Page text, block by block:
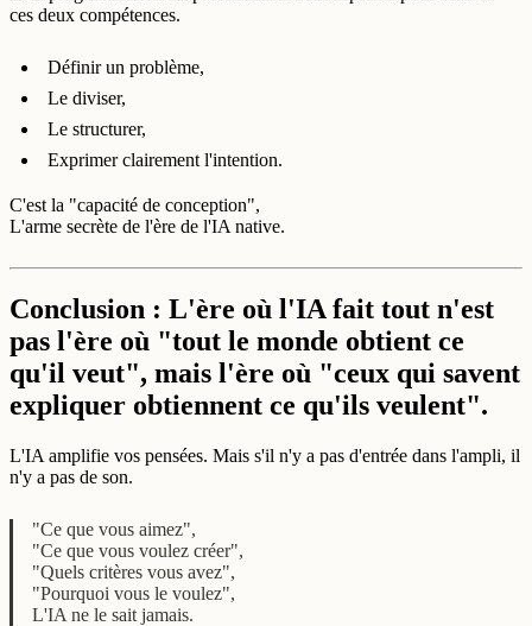
ces deux compétences.
Définir un problème,
Le diviser,
Le structurer,
Exprimer clairement l'intention.
C'est la "capacité de conception",
L'arme secrète de l'ère de l'IA native.
Conclusion : L'ère où l'IA fait tout n'est
pas l'ère où "tout le monde obtient ce
qu'il veut", mais l'ère où "ceux qui savent
expliquer obtiennent ce qu'ils veulent".
L'IA amplifie vos pensées. Mais s'il n'y a pas d'entrée dans l'ampli, il
n'y a pas de son.
"Ce que vous aimez",
"Ce que vous voulez créer",
"Quels critères vous avez",
"Pourquoi vous le voulez",
L'IA ne le sait jamais.